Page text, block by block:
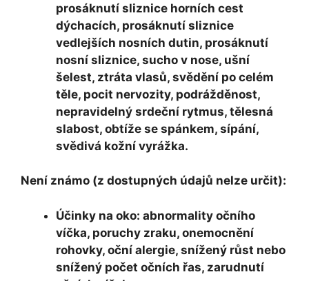
prosáknutí sliznice horních cest
dýchacích, prosáknutí sliznice
vedlejších nosních dutin, prosáknutí
nosní sliznice, sucho v nose, ušní
šelest, ztráta vlasů, svědění po celém
těle, pocit nervozity, podrážděnost,
nepravidelný srdeční rytmus, tělesná
slabost, obtíže se spánkem, sípání,
svědivá kožní vyrážka.
Není známo (z dostupných údajů nelze určit):
Účinky na oko: abnormality očního
víčka, poruchy zraku, onemocnění
rohovky, oční alergie, snížený růst nebo
snížený počet očních řas, zarudnutí